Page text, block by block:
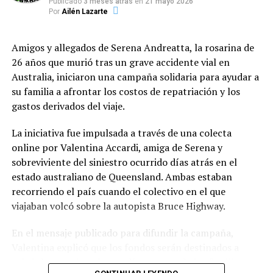
Financiamiento, control e inversión
La red se enmarca en la
Ordenanza N.º 12.937
(sancionada en 2024), la cual creó elFondo de
Asistencia Alimentaria
. Este programa se financia
mediante una alícuota específica del Derecho de
Registro e Inspección (DREI) abonado por bancos y
entidades financieras.
Los fondos se destinan al abastecimiento de insumos,
equipamiento de cocina y mejoras de infraestructura
edilicia. Como contraparte, la norma contempla el
Registro Municipal de Comedores y Merenderos
Comunitarios
, que exige rendición de cuentas,
acreditación de nómina de beneficiarios y controles
estructuras edilicias y viviendas cercanas. Tras largas
siniestro, confirmando que las pérdidas materiales
afectaron principalmente a decenas de hectáreas de
malezas y monte natural. Por su parte, el felino que
desencadenó el incidente logró huir del lugar apenas se
iniciaron las primeras llamas, perdiéndose en la
Por Ailén Lazarte
Amigos y allegados de Serena Andreatta, la rosarina de
26 años que murió tras un grave accidente vial en
Australia, iniciaron una campaña solidaria para ayudar a
su familia a afrontar los costos de repatriación y los
gastos derivados del viaje.
La iniciativa fue impulsada a través de una colecta
online por Valentina Accardi, amiga de Serena y
sobreviviente del siniestro ocurrido días atrás en el
estado australiano de Queensland. Ambas estaban
recorriendo el país cuando el colectivo en el que
viajaban volcó sobre la autopista Bruce Highway.
En el mensaje publicado para difundir la campaña,
cubrir los pasajes y la estadía urgente de los familiares